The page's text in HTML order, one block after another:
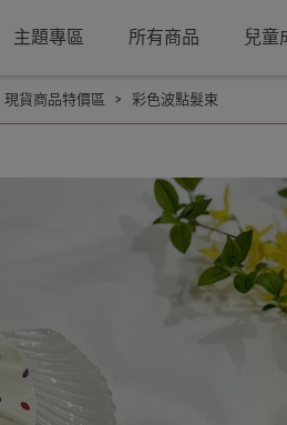
主題專區 所有商品 兒童
現貨商品特價區 彩色波點髮束